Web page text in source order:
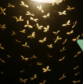
Percevejo de Cama
Pulgas e Carrapatos
Ratos
Sanitização
Traças